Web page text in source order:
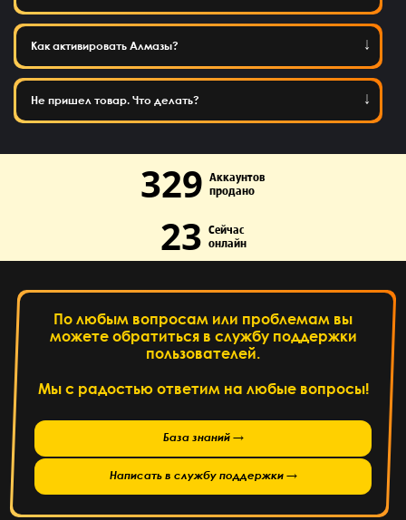
Как активировать Алмазы?
Не пришел товар. Что делать?
329 Аккаунтов
продано
23 Сейчас
онлайн
По любым вопросам или проблемам вы
можете обратиться в службу поддержки
пользователей.
Мы с радостью ответим на любые вопросы!
База знаний →
Написать в службу поддержки →